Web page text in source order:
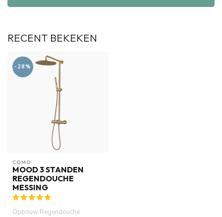
RECENT BEKEKEN
-28%
COMO
MOOD 3 STANDEN
REGENDOUCHE
MESSING
Opbouw Regendouche